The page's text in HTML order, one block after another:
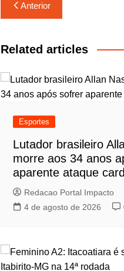
de
Post
Anterior
Related articles
Esportes
Lutador brasileiro
morre aos 34 anos
aparente ataque
Redacao Portal Impacto
4 de agosto de 2026